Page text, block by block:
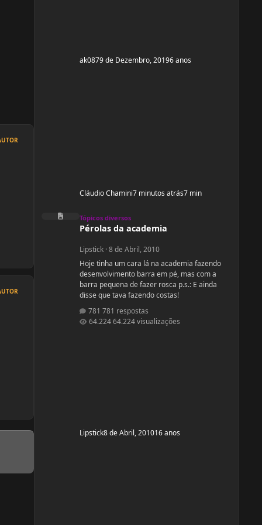
ak0879 de Dezembro, 20196 anos
Cláudio Chamini7 minutos atrás7 min
Pérolas da academia
Tópicos diversos
Pérolas da academia
Lipstick·8 de Abril, 2010
Hoje tinha um cara lá na academia fazendo
desenvolvimento barra em pé, mas com a
barra pequena de fazer rosca p.s.: E ainda
disse que tava fazendo costas!
781 respostas
64.224 visualizações
Lipstick8 de Abril, 201016 anos